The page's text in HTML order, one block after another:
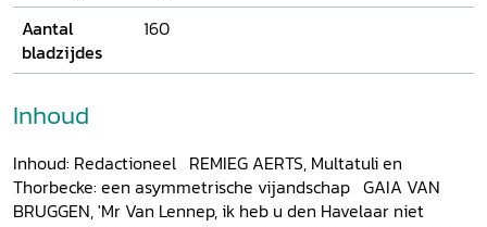
Aantal
bladzijdes
160
Inhoud
Inhoud: Redactioneel REMIEG AERTS, Multatuli en
Thorbecke: een asymmetrische vijandschap GAIA VAN
BRUGGEN, 'Mr Van Lennep, ik heb u den Havelaar niet